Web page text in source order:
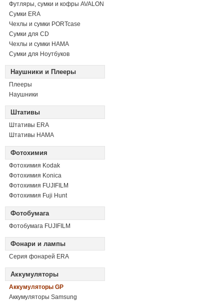
Футляры, сумки и кофры AVALON
Сумки ERA
Чехлы и сумки PORTcase
Сумки для CD
Чехлы и сумки HAMA
Сумки для Ноутбуков
Наушники и Плееры
Плееры
Наушники
Штативы
Штативы ERA
Штативы HAMA
Фотохимия
Фотохимия Kodak
Фотохимия Konica
Фотохимия FUJIFILM
Фотохимия Fuji Hunt
Фотобумага
Фотобумага FUJIFILM
Фонари и лампы
Серия фонарей ERA
Аккумуляторы
Аккумуляторы GP
Аккумуляторы Samsung